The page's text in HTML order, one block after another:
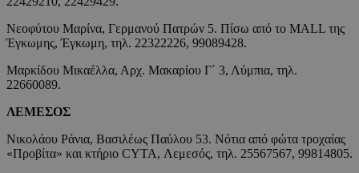
Νεοφύτου Μαρίνα, Γερμανού Πατρών 5. Πίσω από το MALL της
Έγκωμης, Έγκωμη, τηλ. 22322226, 99089428.
Μαρκίδου Μικαέλλα, Αρχ. Μακαρίου Γ΄ 3, Λύμπια, τηλ.
22660089.
ΛΕΜΕΣΟΣ
Νικολάου Ράνια, Βασιλέως Παύλου 53. Νότια από φώτα τροχαίας
«Προβίτα» και κτήριο CYTA, Λεμεσός, τηλ. 25567567, 99814805.